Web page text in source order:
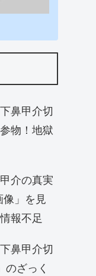
鼻甲介切
物！地獄
介の真実
」を見
報不足
鼻甲介切
ざっく